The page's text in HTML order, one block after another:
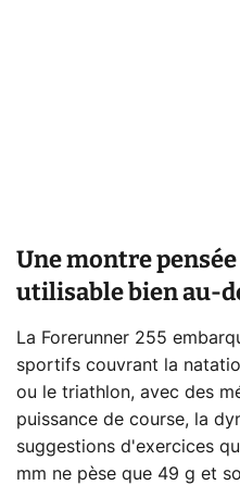
Une montre
utilisable bien au-
La Forerunner 255
sportifs couvrant la
ou le triathlon, avec des
puissance de course, la
suggestions d'exercices
mm ne pèse que 49 g et